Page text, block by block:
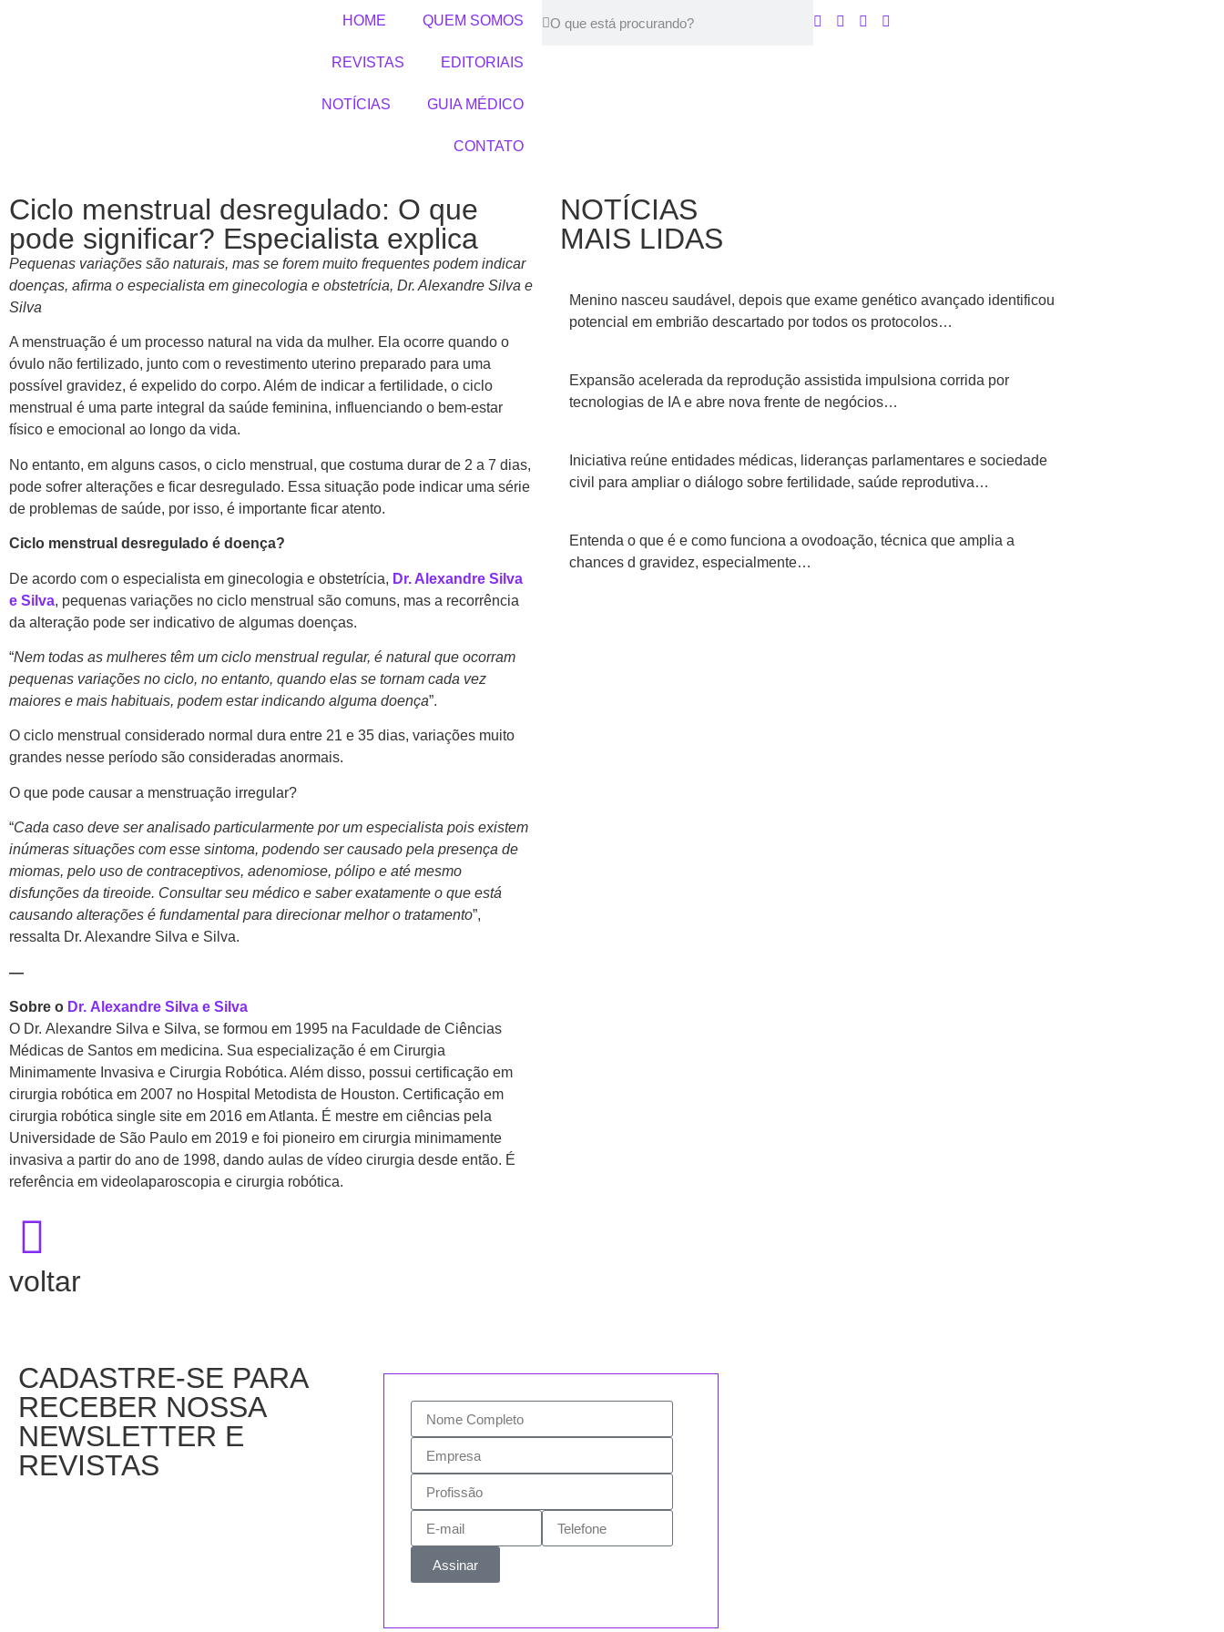
HOME QUEM SOMOS
REVISTAS EDITORIAIS
NOTÍCIAS GUIA MÉDICO
CONTATO
Ciclo menstrual desregulado: O que
pode significar? Especialista explica
Pequenas variações são naturais, mas se forem muito frequentes podem indicar
doenças, afirma o especialista em ginecologia e obstetrícia, Dr. Alexandre Silva e
Silva
A menstruação é um processo natural na vida da mulher. Ela ocorre quando o
óvulo não fertilizado, junto com o revestimento uterino preparado para uma
possível gravidez, é expelido do corpo. Além de indicar a fertilidade, o ciclo
menstrual é uma parte integral da saúde feminina, influenciando o bem-estar
físico e emocional ao longo da vida.
No entanto, em alguns casos, o ciclo menstrual, que costuma durar de 2 a 7 dias,
pode sofrer alterações e ficar desregulado. Essa situação pode indicar uma série
de problemas de saúde, por isso, é importante ficar atento.
Ciclo menstrual desregulado é doença?
De acordo com o especialista em ginecologia e obstetrícia, Dr. Alexandre Silva
e Silva, pequenas variações no ciclo menstrual são comuns, mas a recorrência
da alteração pode ser indicativo de algumas doenças.
“Nem todas as mulheres têm um ciclo menstrual regular, é natural que ocorram
pequenas variações no ciclo, no entanto, quando elas se tornam cada vez
maiores e mais habituais, podem estar indicando alguma doença”.
O ciclo menstrual considerado normal dura entre 21 e 35 dias, variações muito
grandes nesse período são consideradas anormais.
O que pode causar a menstruação irregular?
“Cada caso deve ser analisado particularmente por um especialista pois existem
inúmeras situações com esse sintoma, podendo ser causado pela presença de
miomas, pelo uso de contraceptivos, adenomiose, pólipo e até mesmo
disfunções da tireoide. Consultar seu médico e saber exatamente o que está
causando alterações é fundamental para direcionar melhor o tratamento”,
ressalta Dr. Alexandre Silva e Silva.
—
Sobre o Dr. Alexandre Silva e Silva
O Dr. Alexandre Silva e Silva, se formou em 1995 na Faculdade de Ciências
Médicas de Santos em medicina. Sua especialização é em Cirurgia
Minimamente Invasiva e Cirurgia Robótica. Além disso, possui certificação em
cirurgia robótica em 2007 no Hospital Metodista de Houston. Certificação em
cirurgia robótica single site em 2016 em Atlanta. É mestre em ciências pela
Universidade de São Paulo em 2019 e foi pioneiro em cirurgia minimamente
invasiva a partir do ano de 1998, dando aulas de vídeo cirurgia desde então. É
referência em videolaparoscopia e cirurgia robótica.
voltar
NOTÍCIAS
MAIS LIDAS
Menino nasceu saudável, depois que exame genético avançado identificou
potencial em embrião descartado por todos os protocolos…
Expansão acelerada da reprodução assistida impulsiona corrida por
tecnologias de IA e abre nova frente de negócios…
Iniciativa reúne entidades médicas, lideranças parlamentares e sociedade
civil para ampliar o diálogo sobre fertilidade, saúde reprodutiva…
Entenda o que é e como funciona a ovodoação, técnica que amplia a
chances d gravidez, especialmente…
CADASTRE-SE PARA
RECEBER NOSSA
NEWSLETTER E
REVISTAS
Assinar